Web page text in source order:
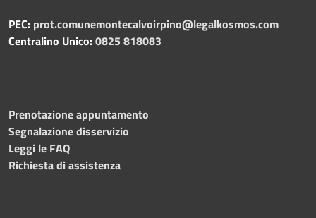
PEC: prot.comunemontecalvoirpino@legalkosmos.com
Centralino Unico:0825 818083
Prenotazione appuntamento
Segnalazione disservizio
Leggi le FAQ
Richiesta di assistenza